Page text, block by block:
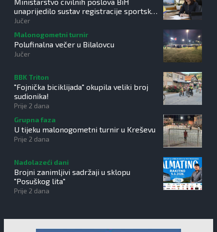
unaprijedilo sustav registracije sportskih
organizacija
Jučer
Malonogometni turnir
Polufinalna večer u Bilalovcu
Jučer
BBK Triton
"Fojnička biciklijada" okupila veliki broj
sudionika!
Prije 2 dana
Grupna faza
U tijeku malonogometni turnir u Kreševu
Prije 2 dana
Nadolazeći dani
Brojni zanimljivi sadržaji u sklopu
"Posuškog lita"
Prije 2 dana